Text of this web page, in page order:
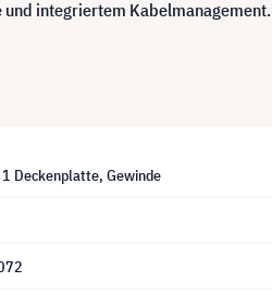
und integriertem Kabelmanagement.
Deckenplatte, Gewinde